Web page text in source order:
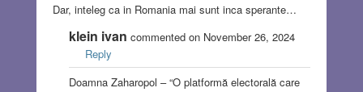
Dar, inteleg ca in Romania mai sunt inca sperante…
klein ivan commented on November 26, 2024
Reply
Doamna Zaharopol – “O platformă electorală care